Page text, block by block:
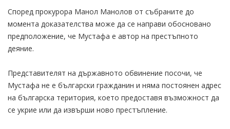
Според прокурора Манол Манолов от събраните до
момента доказателства може да се направи обосновано
предположение, че Мустафа е автор на престъпното
деяние.
Представителят на държавното обвинение посочи, че
Мустафа не е български гражданин и няма постоянен адрес
на българска територия, което предоставя възможност да
се укрие или да извърши ново престъпление.